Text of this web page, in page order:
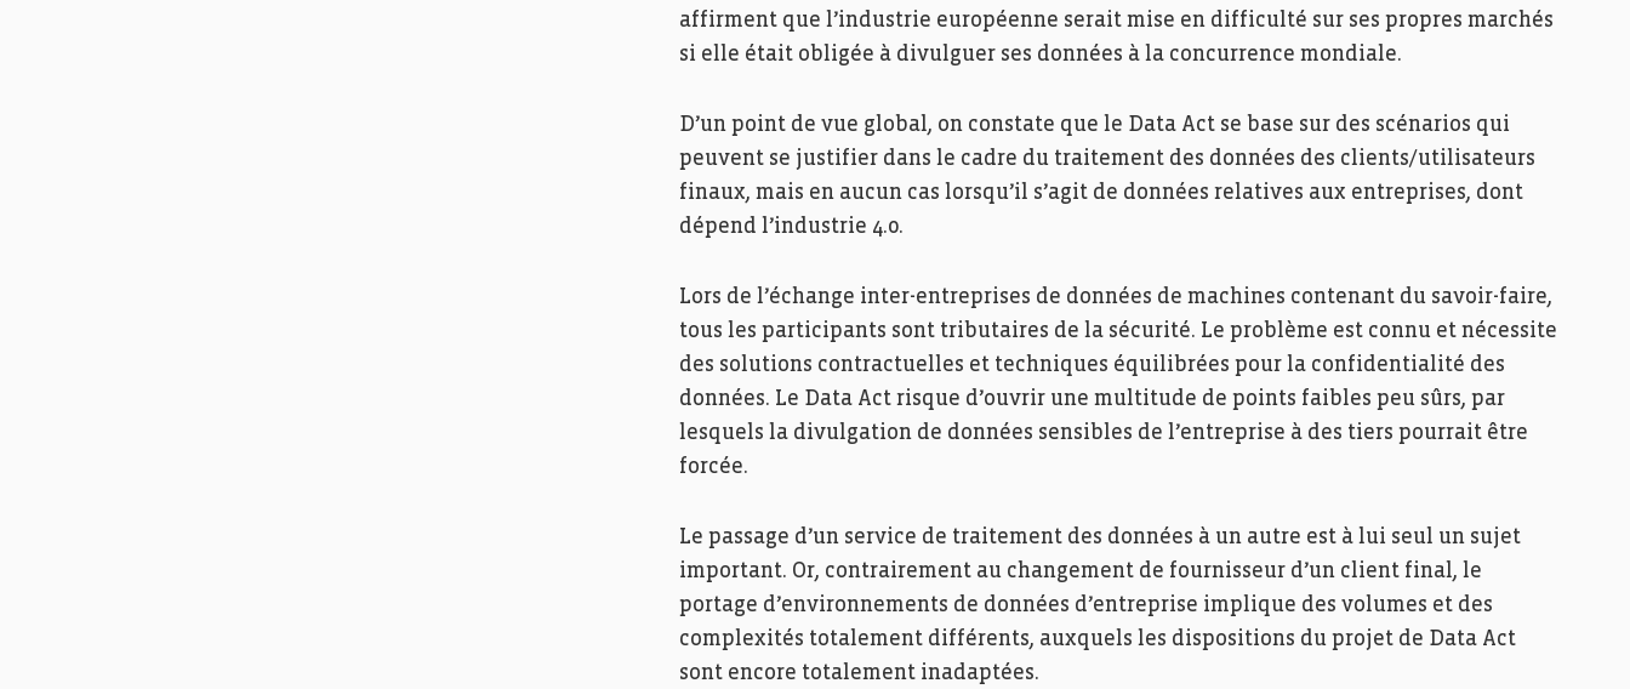
affirment que l’industrie européenne serait mise en difficulté sur ses propres marchés
si elle était obligée à divulguer ses données à la concurrence mondiale.
D’un point de vue global, on constate que le Data Act se base sur des scénarios qui
peuvent se justifier dans le cadre du traitement des données des clients/utilisateurs
finaux, mais en aucun cas lorsqu’il s’agit de données relatives aux entreprises, dont
dépend l’industrie 4.0.
Lors de l’échange inter-entreprises de données de machines contenant du savoir-faire,
tous les participants sont tributaires de la sécurité. Le problème est connu et nécessite
des solutions contractuelles et techniques équilibrées pour la confidentialité des
données. Le Data Act risque d’ouvrir une multitude de points faibles peu sûrs, par
lesquels la divulgation de données sensibles de l’entreprise à des tiers pourrait être
forcée.
Le passage d’un service de traitement des données à un autre est à lui seul un sujet
important. Or, contrairement au changement de fournisseur d’un client final, le
portage d’environnements de données d’entreprise implique des volumes et des
complexités totalement différents, auxquels les dispositions du projet de Data Act
sont encore totalement inadaptées.